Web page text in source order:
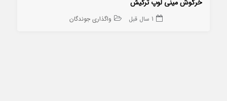
خرگوش مینی لوپ ترکیش
1 سال قبل واگذاری جوندگان